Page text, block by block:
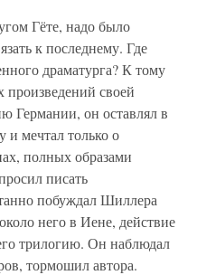
Гёте, надо было
к последнему. Где
драматурга? К тому
своей
Германии, он оставлял в
и мечтал только о
полных образами
писать
побуждал Шиллера
него в Иене, действие
трилогию. Он наблюдал
тормошил автора.